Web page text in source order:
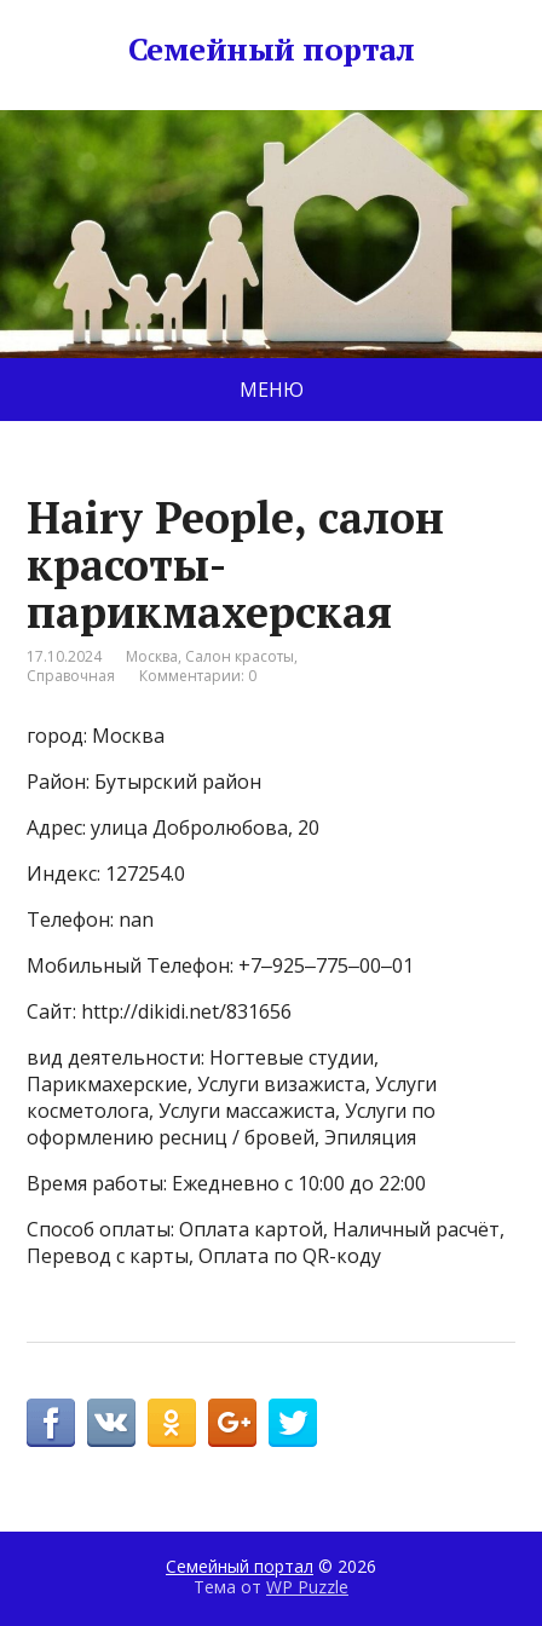
Семейный портал
МЕНЮ
Hairy People, салон
красоты-
парикмахерская
17.10.2024 Москва, Салон красоты,
Справочная
Комментарии: 0
город: Москва
Район: Бутырский район
Адрес: улица Добролюбова, 20
Индекс: 127254.0
Телефон: nan
Мобильный Телефон: +7‒925‒775‒00‒01
Сайт: http://dikidi.net/831656
вид деятельности: Ногтевые студии,
Парикмахерские, Услуги визажиста, Услуги
косметолога, Услуги массажиста, Услуги по
оформлению ресниц / бровей, Эпиляция
Время работы: Ежедневно с 10:00 до 22:00
Способ оплаты: Оплата картой, Наличный расчёт,
Перевод с карты, Оплата по QR-коду
Семейный портал © 2026
Тема от WP Puzzle